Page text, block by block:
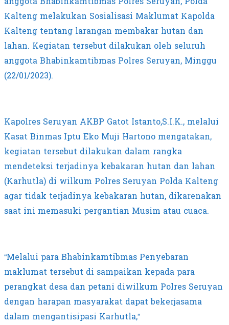
Kalteng melakukan Sosialisasi Maklumat Kapolda
Kalteng tentang larangan membakar hutan dan
lahan. Kegiatan tersebut dilakukan oleh seluruh
anggota Bhabinkamtibmas Polres Seruyan, Minggu
(22/01/2023).
Kapolres Seruyan AKBP Gatot Istanto,S.I.K., melalui
Kasat Binmas Iptu Eko Muji Hartono mengatakan,
kegiatan tersebut dilakukan dalam rangka
mendeteksi terjadinya kebakaran hutan dan lahan
(Karhutla) di wilkum Polres Seruyan Polda Kalteng
agar tidak terjadinya kebakaran hutan, dikarenakan
saat ini memasuki pergantian Musim atau cuaca.
“Melalui para Bhabinkamtibmas Penyebaran
maklumat tersebut di sampaikan kepada para
perangkat desa dan petani diwilkum Polres Seruyan
dengan harapan masyarakat dapat bekerjasama
dalam mengantisipasi Karhutla,”